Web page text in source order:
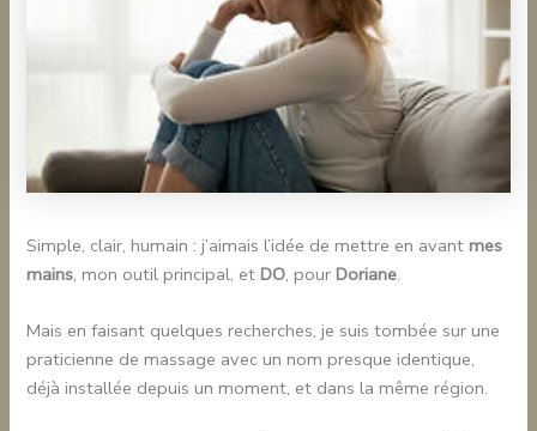
Simple, clair, humain : j’aimais l’idée de mettre en avantmes
mains, mon outil principal, etDO, pourDoriane.
Mais en faisant quelques recherches, je suis tombée sur une
praticienne de massage avec un nom presque identique,
déjà installée depuis un moment, et dans la même région.